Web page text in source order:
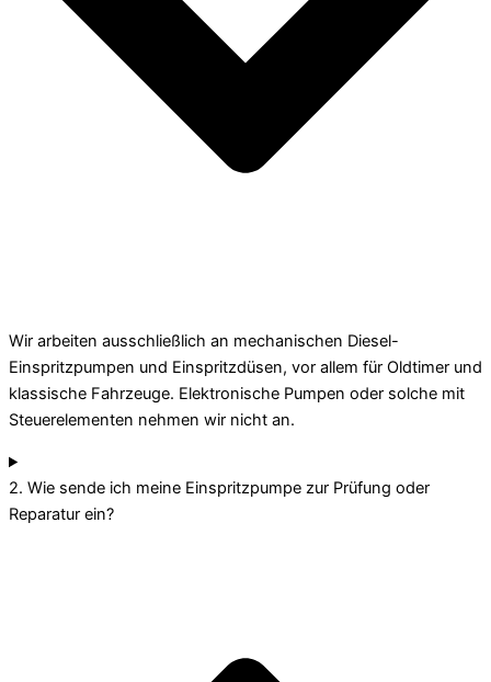
Wir arbeiten ausschließlich an mechanischen Diesel-
Einspritzpumpen und Einspritzdüsen, vor allem für Oldtimer und
klassische Fahrzeuge. Elektronische Pumpen oder solche mit
Steuerelementen nehmen wir nicht an.
2. Wie sende ich meine Einspritzpumpe zur Prüfung oder
Reparatur ein?